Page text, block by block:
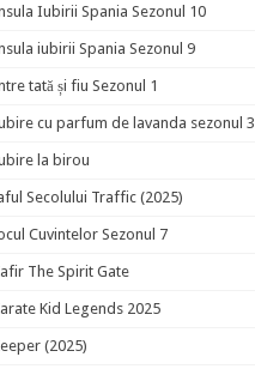
Iubirii Spania Sezonul 10
iubirii Spania Sezonul 9
tată și fiu Sezonul 1
cu parfum de lavanda sezonul 3
la birou
Secolului Traffic (2025)
Cuvintelor Sezonul 7
The Spirit Gate
Kid Legends 2025
(2025)